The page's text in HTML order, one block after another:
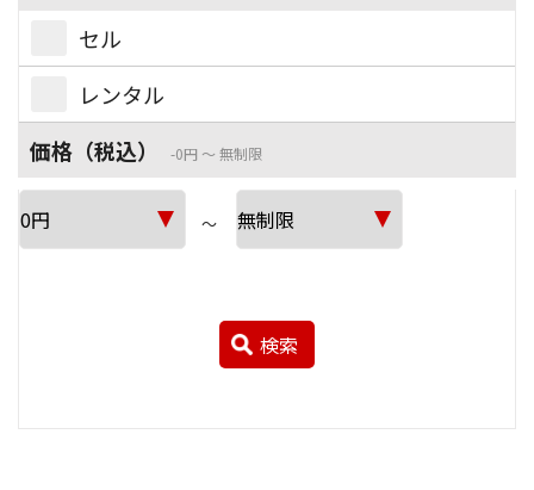
セル
レンタル
価格（税込）
0円 ～ 無制限
～
検索